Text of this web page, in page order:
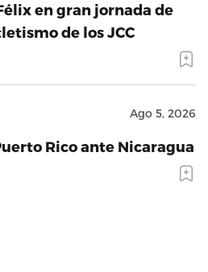
en gran jornada de
de los JCC
Ago 5, 2026
Rico ante Nicaragua